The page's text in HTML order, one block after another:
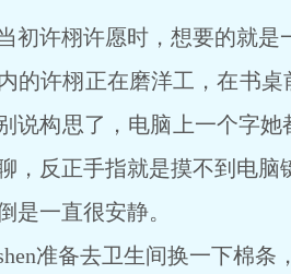
许栩许愿时，想要的就是一
许栩正在磨洋工，在书桌
说构思了，电脑上一个字
，反正手指就是摸不到电脑
一直很安静。
准备去卫生间换一下棉条，